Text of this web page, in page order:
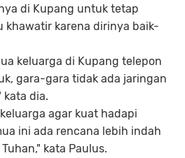
di Kupang untuk tetap
khawatir karena dirinya baik-
keluarga di Kupang telepon
gara-gara tidak ada jaringan
kata dia.
agar kuat hadapi
ini ada rencana lebih indah
kata Paulus.